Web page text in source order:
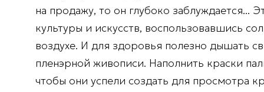
на продажу, то он глубоко заблуждается...
культуры и искусств, воспользовавшись
воздухе. И для здоровья полезно дышать
пленэрной живописи. Наполнить краски
чтобы они успели создать для просмотра